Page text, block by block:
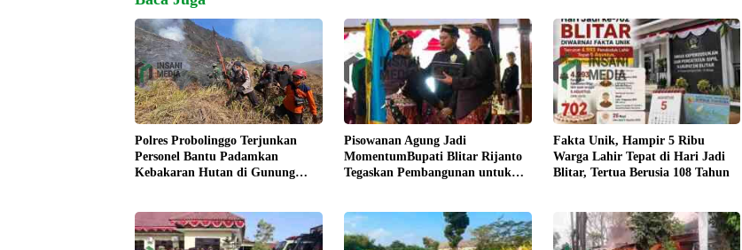
Polres Probolinggo Terjunkan
Personel Bantu Padamkan
Kebakaran Hutan di Gunung
Pisowanan Agung Jadi
MomentumBupati Blitar Rijanto
Tegaskan Pembangunan untuk
Fakta Unik, Hampir 5 Ribu
Warga Lahir Tepat di Hari Jadi
Blitar, Tertua Berusia 108 Tahun